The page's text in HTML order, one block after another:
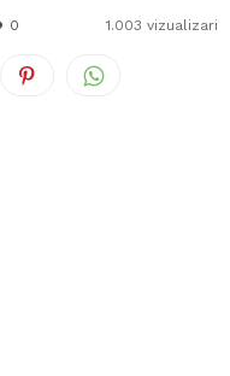
0 1.003 vizualizari